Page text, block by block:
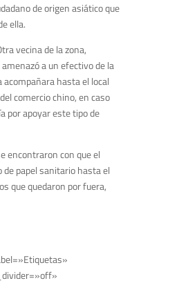
de origen asiático que
ella.
vecina de la zona,
a un efectivo de la
acompañara hasta el local
comercio chino, en caso
por apoyar este tipo de
encontraron con que el
papel sanitario hasta el
que quedaron por fuera,